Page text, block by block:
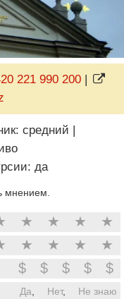
221 990 200|
средний |
да
мнением.
★ ★ ★ ★
★ ★ ★ ★
$ $ $ $ $
Да Нет,
Не знаю